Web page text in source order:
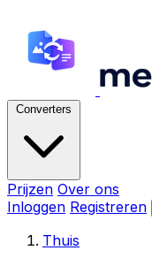
Converters
Prijzen Over ons
Inloggen Registreren
Thuis